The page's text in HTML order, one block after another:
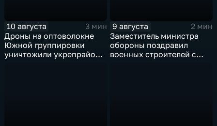
10 августа
3 мин
Дроны на оптоволокне
Южной группировки
уничтожили укрепрайон
9 августа
2 мин
Заместитель министра
обороны поздравил
военных строителей с